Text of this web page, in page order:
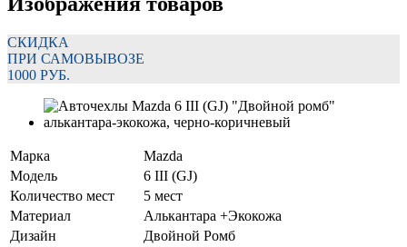
СКИДКА
ПРИ САМОВЫВОЗЕ
1000 РУБ.
Марка
Mazda
Модель
6 III (GJ)
Количество мест
5 мест
Материал
Алькантара +Экокожа
Дизайн
Двойной Ромб